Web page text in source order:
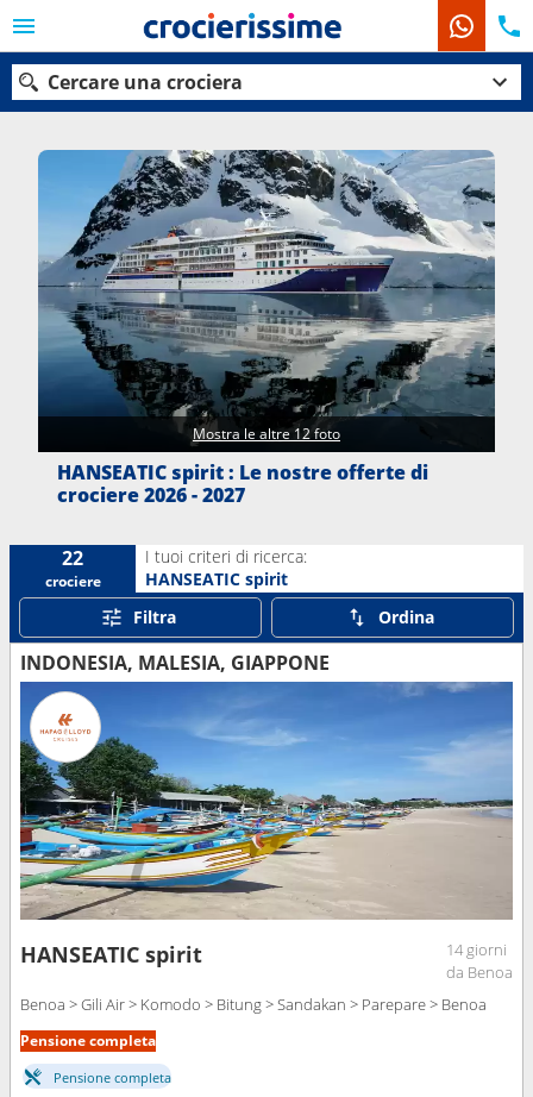
Cercare una crociera
Le nostre destinazioni
Mesi di partenza
Porti Compagnie
Ricerca
HANSEATIC spirit : Le nostre offerte di
crociere 2026 - 2027
Mostra le altre 12 foto
22
crociere
I tuoi criteri di ricerca:
HANSEATIC spirit
Filtra
Ordina
INDONESIA, MALESIA, GIAPPONE
HANSEATIC spirit
14 giorni
da Benoa
Benoa > Gili Air > Komodo > Bitung > Sandakan > Parepare > Benoa
Pensione completa
Pensione completa